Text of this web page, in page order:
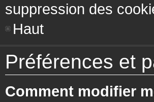
suppression des
Haut
Préférences et
Comment modifier